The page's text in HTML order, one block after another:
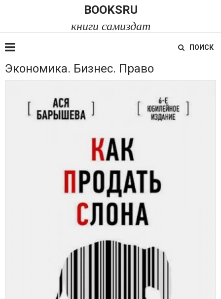
BOOKSRU
книги самиздат
ПОИСК
Экономика. Бизнес. Право